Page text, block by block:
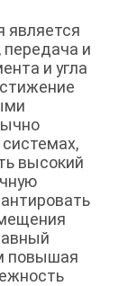
является
передача и
и угла
высокий
повышая